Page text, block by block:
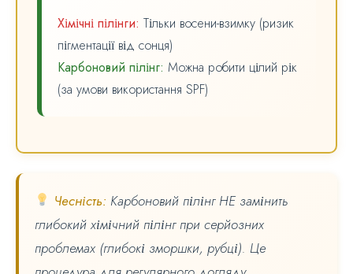
Хімічні пілінги: Тільки восени-взимку (ризик
пігментації від сонця)
Карбоновий пілінг: Можна робити цілий рік
(за умови використання SPF)
Чесність: Карбоновий пілінг НЕ замінить
глибокий хімічний пілінг при серйозних
проблемах (глибокі зморшки, рубці). Це